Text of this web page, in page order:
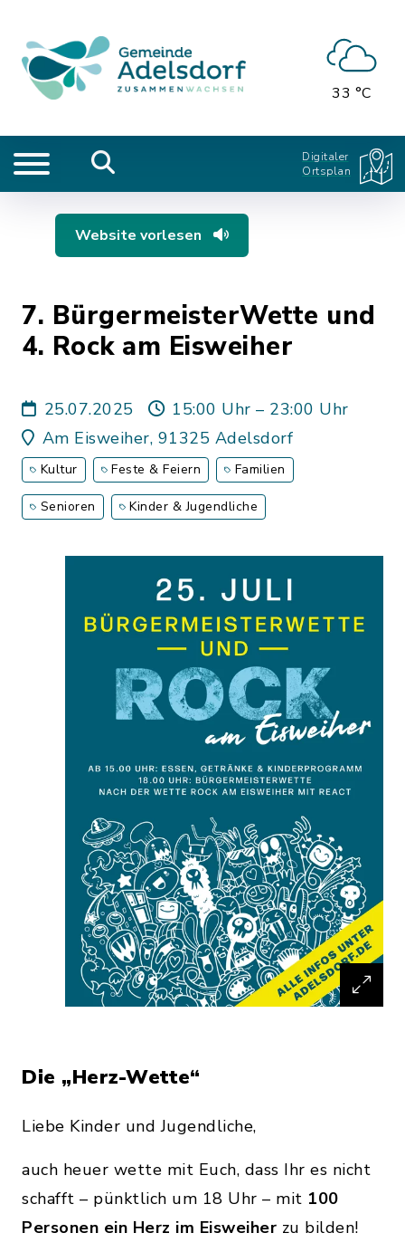
33 °C
Digitaler
Ortsplan
Website vorlesen
7. BürgermeisterWette und
4. Rock am Eisweiher
25.07.2025
15:00 Uhr – 23:00 Uhr
Am Eisweiher, 91325 Adelsdorf
Kultur Feste & Feiern Familien
Senioren Kinder & Jugendliche
Die „Herz-Wette“
Liebe Kinder und Jugendliche,
auch heuer wette mit Euch, dass Ihr es nicht
schafft – pünktlich um 18 Uhr – mit 100
Personen ein Herz im Eisweiher zu bilden!